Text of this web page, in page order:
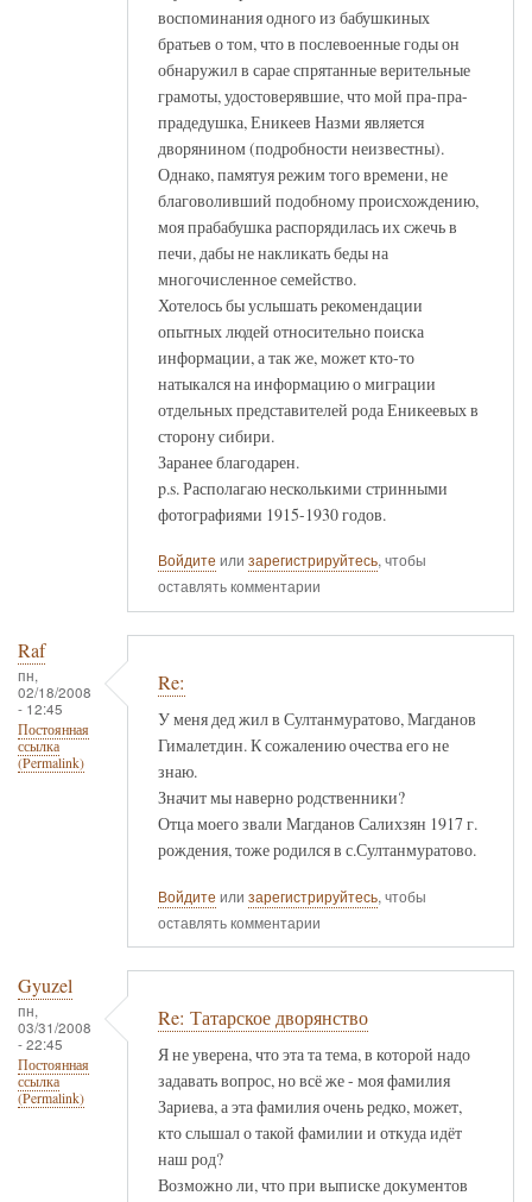
воспоминания одного из бабушкиных
братьев о том, что в послевоенные годы он
обнаружил в сарае спрятанные верительные
грамоты, удостоверявшие, что мой пра-пра-
прадедушка, Еникеев Назми является
дворянином (подробности неизвестны).
Однако, памятуя режим того времени, не
благоволивший подобному происхождению,
моя прабабушка распорядилась их сжечь в
печи, дабы не накликать беды на
многочисленное семейство.
Хотелось бы услышать рекомендации
опытных людей относительно поиска
информации, а так же, может кто-то
натыкался на информацию о миграции
отдельных представителей рода Еникеевых в
сторону сибири.
Заранее благодарен.
p.s. Располагаю несколькими стринными
фотографиями 1915-1930 годов.
Войдите или зарегистрируйтесь, чтобы
оставлять комментарии
Raf
пн,
02/18/2008
- 12:45
Постоянная
ссылка
(Permalink)
Re:
У меня дед жил в Султанмуратово, Магданов
Гималетдин. К сожалению очества его не
знаю.
Значит мы наверно родственники?
Отца моего звали Магданов Салихзян 1917 г.
рождения, тоже родился в с.Султанмуратово.
Войдите или зарегистрируйтесь, чтобы
оставлять комментарии
Gyuzel
пн,
03/31/2008
- 22:45
Постоянная
ссылка
(Permalink)
Re: Татарское дворянство
Я не уверена, что эта та тема, в которой надо
задавать вопрос, но всё же - моя фамилия
Зариева, а эта фамилия очень редко, может,
кто слышал о такой фамилии и откуда идёт
наш род?
Возможно ли, что при выписке документов